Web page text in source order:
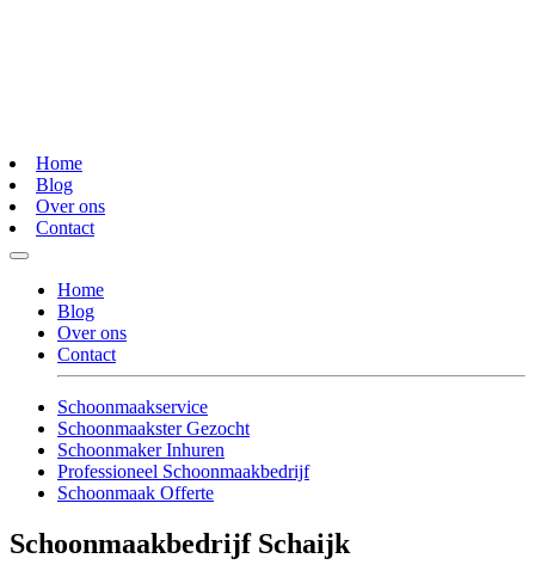
Home
Blog
Over ons
Contact
Home
Blog
Over ons
Contact
Schoonmaakservice
Schoonmaakster Gezocht
Schoonmaker Inhuren
Professioneel Schoonmaakbedrijf
Schoonmaak Offerte
Schoonmaakbedrijf Schaijk